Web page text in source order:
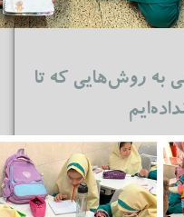
به روش‌هایی که تا